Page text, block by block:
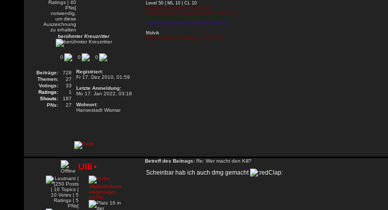
berühmter Kreuzritter
0 0 0
Beiträge:
728
Themen:
27
Votings:
33
Ratings:
1
Shouts:
187
PNs:
27
Registriert:
Fr 17. Dez 2010, 01:59
Letzte Anmeldung:
Mo 17. Jan 2022, 03:18
Wohnort:
Hansestadt Wismar
Level 50 | ML 10 | CL 10
Zauberin "Eiszapfen" - RR 6 L1
Kundschafterin "Schattenflamme" - RR 5 L2
Beschwörerin "Knusperflocke" - RR 1 L7
Geisterbeschwörerin "Neerod" - RR 2 L4
Molvik
Minnesängerin "Redpower" - RR 1 L3
Ulli •
Betreff des Beitrags: Re: Wer macht den Kill?
Scheinbar hab ich auch dmg gemacht